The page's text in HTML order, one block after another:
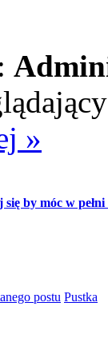
»
by móc w
Pustka